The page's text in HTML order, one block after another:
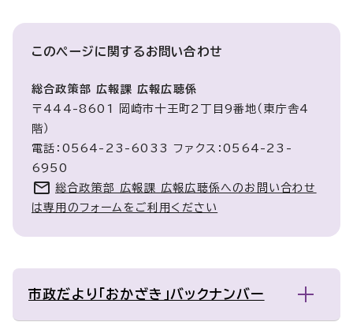
このページに関するお問い合わせ
総合政策部 広報課 広報広聴係
〒444-8601 岡崎市十王町2丁目9番地（東庁舎4
階）
電話：0564-23-6033 ファクス：0564-23-
6950
総合政策部 広報課 広報広聴係へのお問い合わせ
は専用のフォームをご利用ください
市政だより「おかざき」バックナンバー